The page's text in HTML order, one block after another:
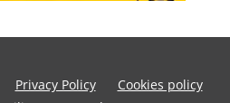
Privacy Policy
Cookies policy